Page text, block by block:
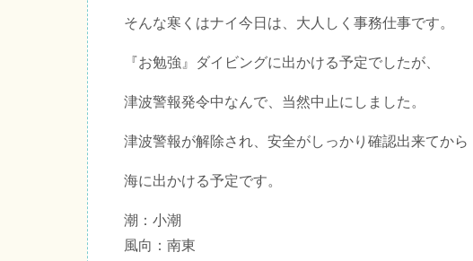
そんな寒くはナイ今日は、大人しく事務仕事です。
『お勉強』ダイビングに出かける予定でしたが、
津波警報発令中なんで、当然中止にしました。
津波警報が解除され、安全がしっかり確認出来てから
海に出かける予定です。
潮：小潮
風向：南東